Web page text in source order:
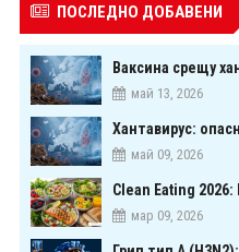
ПОСЛЕДНО ДОБАВЕНИ
май 13, 2026
май 09, 2026
мар 09, 2026